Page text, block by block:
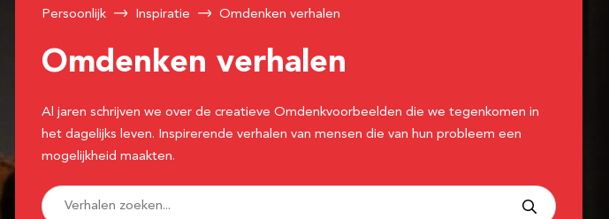
Persoonlijk Inspiratie Omdenken verhalen
Omdenken verhalen
Al jaren schrijven we over de creatieve Omdenkvoorbeelden die we tegenkomen in
het dagelijks leven. Inspirerende verhalen van mensen die van hun probleem een
mogelijkheid maakten.